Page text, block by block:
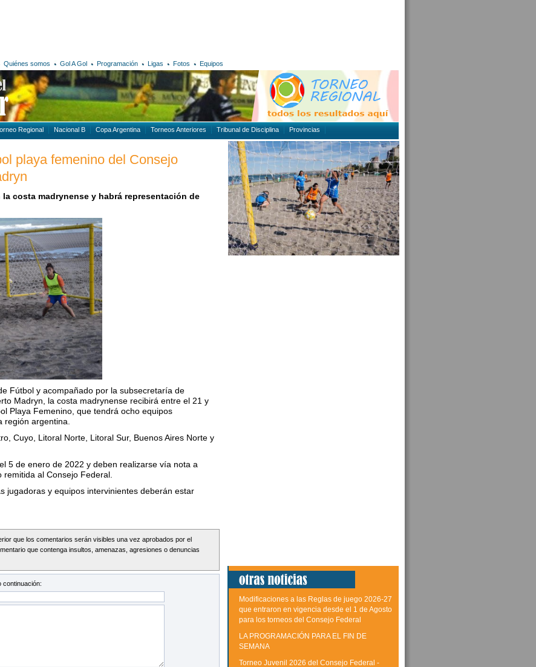
Quiénes somos Gol A Gol Programación Ligas Fotos Equipos
Regional Nacional B Copa Argentina Torneos Anteriores Tribunal de Disciplina Provincias
playa femenino del Consejo
la costa madrynense y habrá representación de
Fútbol y acompañado por la subsecretaría de
Madryn, la costa madrynense recibirá entre el 21 y
Playa Femenino, que tendrá ocho equipos
región argentina.
Cuyo, Litoral Norte, Litoral Sur, Buenos Aires Norte y
5 de enero de 2022 y deben realizarse vía nota a
al Consejo Federal.
jugadoras y equipos intervinientes deberán estar
que los comentarios serán visibles una vez aprobados por el
que contenga insultos, amenazas, agresiones o denuncias
continuación:
Modificaciones a las Reglas de juego 2026-27
que entraron en vigencia desde el 1 de Agosto
para los torneos del Consejo Federal
LA PROGRAMACIÓN PARA EL FIN DE
SEMANA
Torneo Juvenil 2026 del Consejo Federal -